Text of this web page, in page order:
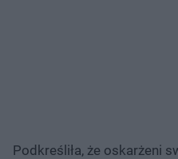
Podkreśliła, że oskarżeni